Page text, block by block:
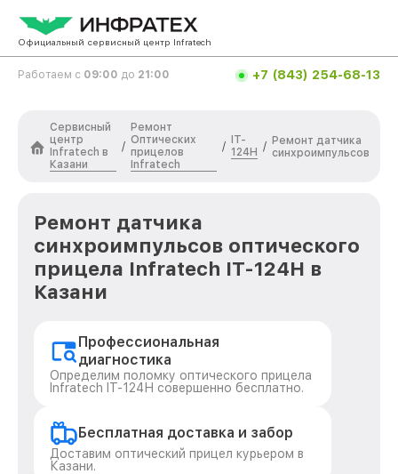
Официальный сервисный центр Infratech
Работаем с 09:00 до 21:00 +7 (843) 254-68-13
Сервисный
центр
Infratech в
Казани
/
Ремонт
Оптических
прицелов
Infratech
/
IT-
124Н / Ремонт датчика
синхроимпульсов
Ремонт датчика
синхроимпульсов оптического
прицела Infratech IT-124Н в
Казани
Профессиональная
диагностика
Определим поломку оптического прицела
Infratech IT-124Н совершенно бесплатно.
Бесплатная доставка и забор
Доставим оптический прицел курьером в
Казани.